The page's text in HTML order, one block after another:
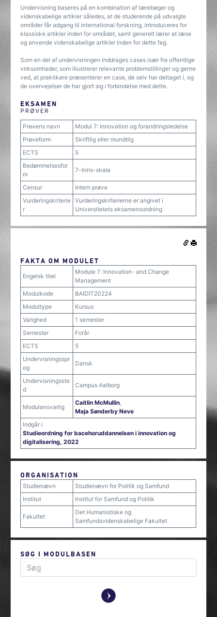
Undervisning baseres på en kombination af lærebøger og
videnskabelige artikler således, at de studerende på udvalgte
områder får adgang til international forskning, introduceres for
klassiske artikler inden for området, samt generelt lærer at læse
og anvende videnskabelige artikler inden for dette fag.
Som en del af undervisningen inddrages cases især fra offentlige
virksomheder, som illustrerer relevante problemstillinger og gerne
ved, at praktikere præsenterer en case, de selv har deltaget i, og
de overvejelser de har gjort sig i forbindelse med dette.
EKSAMEN
PRØVER
Prøvens navn
Modul 7: Innovation og forandringsledelse
Prøveform
Skriftlig eller mundtlig
ECTS
5
Bedømmelsesfor
m
7-trins-skala
Censur
Intern prøve
Vurderingskriterie
r
Vurderingskriterierne er angivet i
Universitetets eksamensordning
FAKTA OM MODULET
Engelsk titel
Module 7: Innovation- and Change
Management
Modulkode
BAIDIT20224
Modultype
Kursus
Varighed
1 semester
Semester
Forår
ECTS
5
Undervisningsspr
og
Dansk
Undervisningsste
d
Campus Aalborg
Modulansvarlig
Caitlin McMullin,
Maja Sønderby Neve
Indgår i
Studieordning for bacehoruddannelsen i innovation og
digitalisering, 2022
ORGANISATION
Studienævn
Studienævn for Politik og Samfund
Institut
Institut for Samfund og Politik
Fakultet
Det Humanistiske og
Samfundsvidenskabelige Fakultet
SØG I MODULBASEN
y